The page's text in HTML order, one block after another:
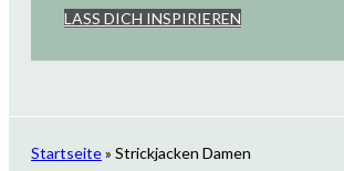
LASS DICH INSPIRIEREN
Startseite» Strickjacken Damen